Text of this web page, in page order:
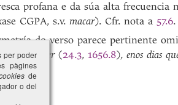
profana e da súa alta frecuencia
CGPA, s.v. macar). Cfr. nota a 57.6.
do verso parece pertinente
que viver(24.3, 1656.8), enos dias
per poder
pàgines
de
o del